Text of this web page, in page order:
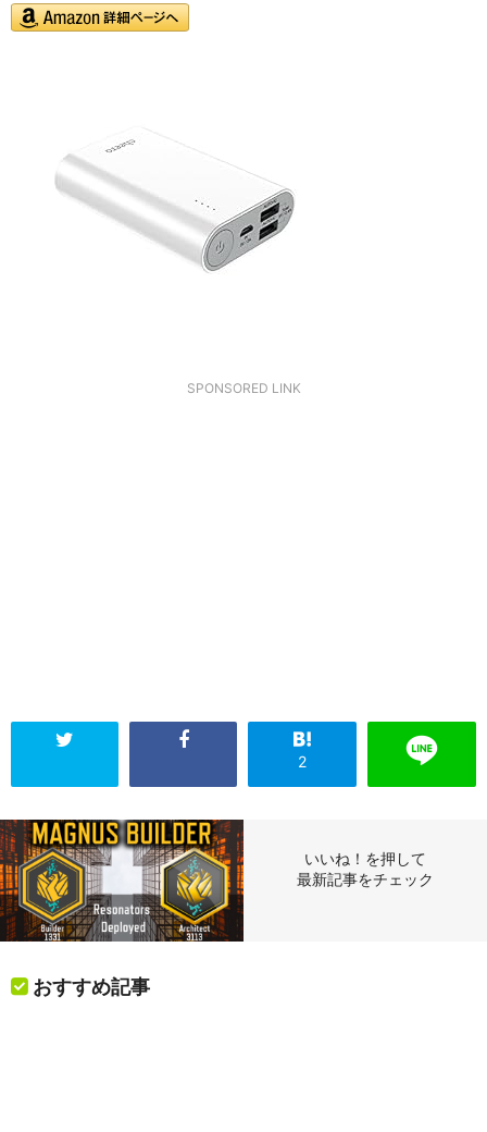
SPONSORED LINK
2
いいね！を押して
最新記事をチェック
おすすめ記事